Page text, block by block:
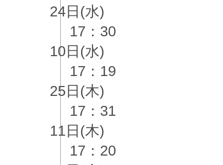
24日(水)
17：30
10日(水)
17：19
25日(木)
17：31
11日(木)
17：20